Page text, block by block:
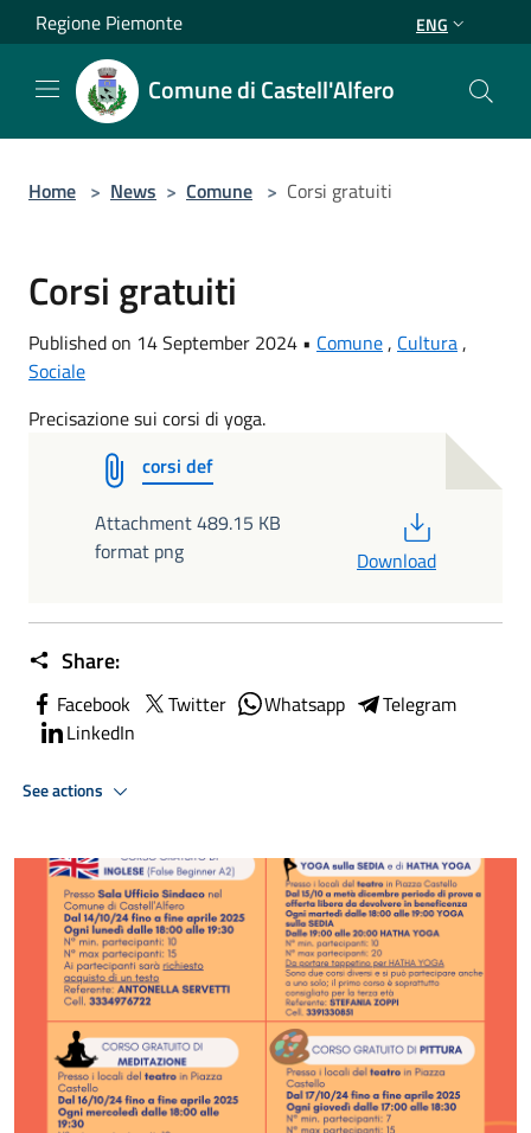
Salta al contenuto principale
Regione Piemonte ENG
Comune di Castell'Alfero
Home > News > Comune > Corsi gratuiti
Corsi gratuiti
Published on 14 September 2024 • Comune, Cultura,
Sociale
Precisazione sui corsi di yoga.
corsi def
Attachment 489.15 KB
format png
Download
Share:
Facebook Twitter Whatsapp
Telegram
LinkedIn
See actions